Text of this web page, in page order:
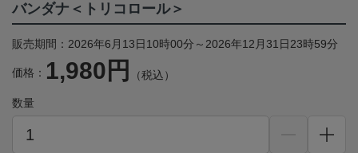
バンダナ＜トリコロール＞
販売期間：2026年6月13日10時00分～2026年12月31日23時59分
価格： 1,980円 （税込）
数量